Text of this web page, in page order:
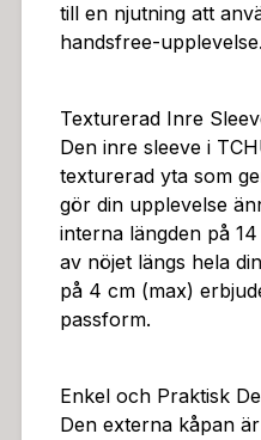
till en njutning att
handsfree-upplevelse.
Texturerad Inre
Den inre sleeve i
texturerad yta som
gör din upplevelse
interna längden på
av nöjet längs hela
på 4 cm (max)
passform.
Enkel och Praktisk
Den externa kåpan